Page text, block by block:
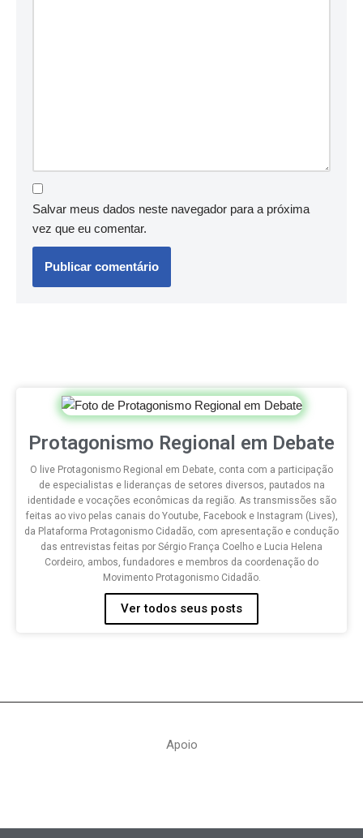
Salvar meus dados neste navegador para a próxima
vez que eu comentar.
Protagonismo Regional em Debate
O live Protagonismo Regional em Debate, conta com a participação
de especialistas e lideranças de setores diversos, pautados na
identidade e vocações econômicas da região. As transmissões são
feitas ao vivo pelas canais do Youtube, Facebook e Instagram (Lives),
da Plataforma Protagonismo Cidadão, com apresentação e condução
das entrevistas feitas por Sérgio França Coelho e Lucia Helena
Cordeiro, ambos, fundadores e membros da coordenação do
Movimento Protagonismo Cidadão.
Ver todos seus posts
Apoio